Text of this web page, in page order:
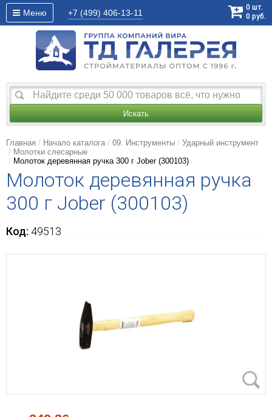
Меню +7 (499) 406-13-11
0 шт.
0 руб.
Искать
Главная Начало каталога 09. Инструменты
Ударный инструмент
Молотки слесарные
Молоток деревянная ручка 300 г Jober (300103)
Молоток деревянная ручка
300 г Jober (300103)
Код: 49513